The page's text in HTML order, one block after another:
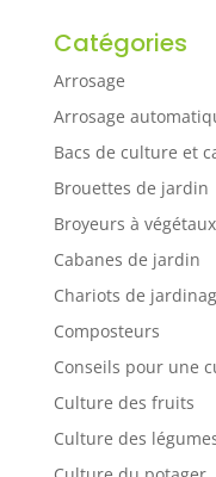
Catégories
Arrosage
Arrosage
Bacs de culture et
Brouettes de jardin
Broyeurs à végétaux
Cabanes de jardin
Chariots de
Composteurs
Conseils pour une
Culture des fruits
Culture des